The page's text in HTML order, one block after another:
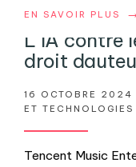
EN SAVOIR PLUS
L’IA contre
droit
16 OCTOBRE 2024
ET TECHNOLOGIES
Tencent Music